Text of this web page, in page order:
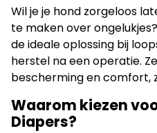
Wil je je hond zorgeloos
te maken over
de ideale oplossing bij
herstel na een operatie.
bescherming en comfort,
Waarom kiezen
Diapers?